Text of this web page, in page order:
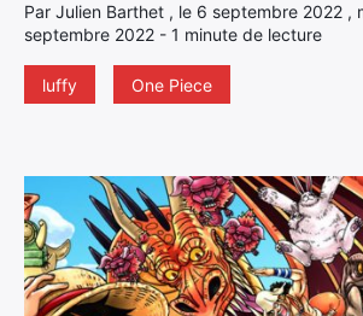
Par Julien Barthet , le 6 septembre 2022 ,
septembre 2022 - 1 minute de lecture
luffy One Piece